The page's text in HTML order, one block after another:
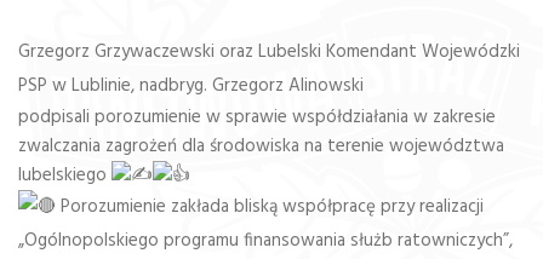
Grzegorz Grzywaczewski oraz Lubelski Komendant Wojewódzki
PSP w Lublinie, nadbryg. Grzegorz Alinowski
podpisali porozumienie w sprawie współdziałania w zakresie
zwalczania zagrożeń dla środowiska na terenie województwa
lubelskiego
Porozumienie zakłada bliską współpracę przy realizacji
„Ogólnopolskiego programu finansowania służb ratowniczych”,